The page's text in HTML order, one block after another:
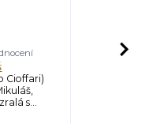
Cioffari)
s...